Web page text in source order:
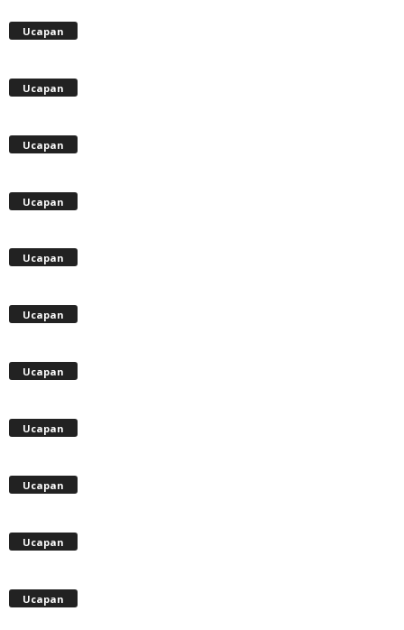
Ucapan
Ucapan
Ucapan
Ucapan
Ucapan
Ucapan
Ucapan
Ucapan
Ucapan
Ucapan
Ucapan